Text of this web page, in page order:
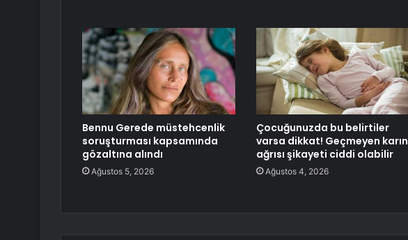
Bennu Gerede müstehcenlik
soruşturması kapsamında
gözaltına alındı
Ağustos 5, 2026
Çocuğunuzda bu belirtiler
varsa dikkat! Geçmeyen karın
ağrısı şikayeti ciddi olabilir
Ağustos 4, 2026